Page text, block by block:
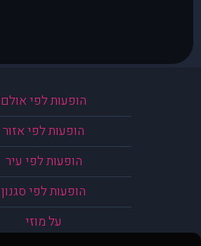
הופעות לפי אולם
הופעות לפי אזור
הופעות לפי עיר
הופעות לפי סגנון
על מוזי